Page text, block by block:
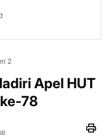
2
Apel HUT
78